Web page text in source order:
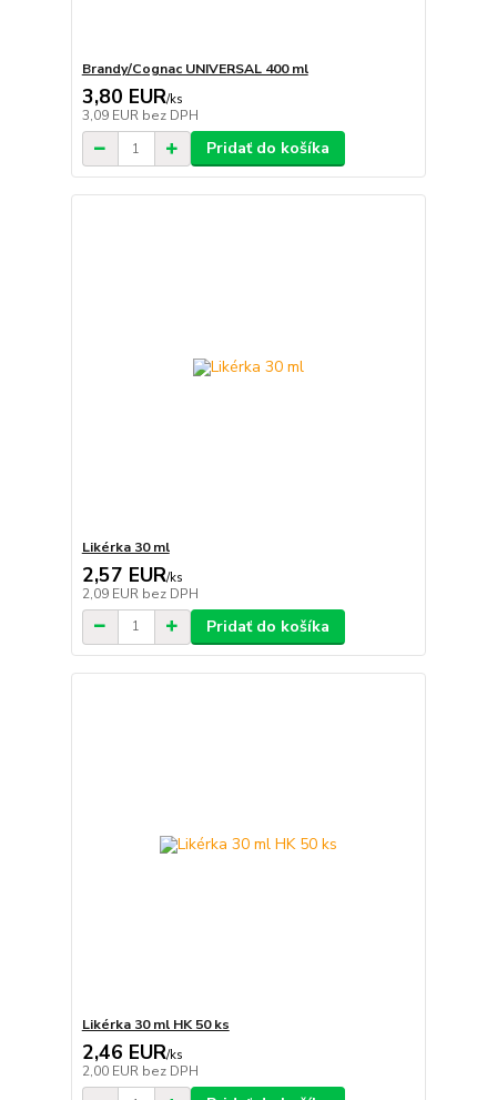
Brandy/Cognac UNIVERSAL 400 ml
3,80 EUR/ks
3,09 EUR bez DPH
Pridať do košíka
Likérka 30 ml
2,57 EUR/ks
2,09 EUR bez DPH
Pridať do košíka
Likérka 30 ml HK 50 ks
2,46 EUR/ks
2,00 EUR bez DPH